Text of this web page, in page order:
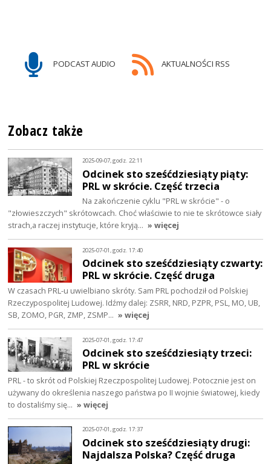
PODCAST AUDIO AKTUALNOŚCI RSS
Zobacz także
2025-09-07, godz. 22:11
Odcinek sto sześćdziesiąty piąty:
PRL w skrócie. Część trzecia
Na zakończenie cyklu "PRL w skrócie" - o
"złowieszczych" skrótowcach. Choć właściwie to nie te skrótowce siały
strach,a raczej instytucje, które kryją… » więcej
2025-07-01, godz. 17:40
Odcinek sto sześćdziesiąty czwarty:
PRL w skrócie. Część druga
W czasach PRL-u uwielbiano skróty. Sam PRL pochodził od Polskiej
Rzeczypospolitej Ludowej. Idźmy dalej: ZSRR, NRD, PZPR, PSL, MO, UB,
SB, ZOMO, PGR, ZMP, ZSMP… » więcej
2025-07-01, godz. 17:47
Odcinek sto sześćdziesiąty trzeci:
PRL w skrócie
PRL - to skrót od Polskiej Rzeczpospolitej Ludowej. Potocznie jest on
używany do określenia naszego państwa po II wojnie światowej, kiedy
to dostaliśmy się… » więcej
2025-07-01, godz. 17:37
Odcinek sto sześćdziesiąty drugi:
Najdalsza Polska? Część druga